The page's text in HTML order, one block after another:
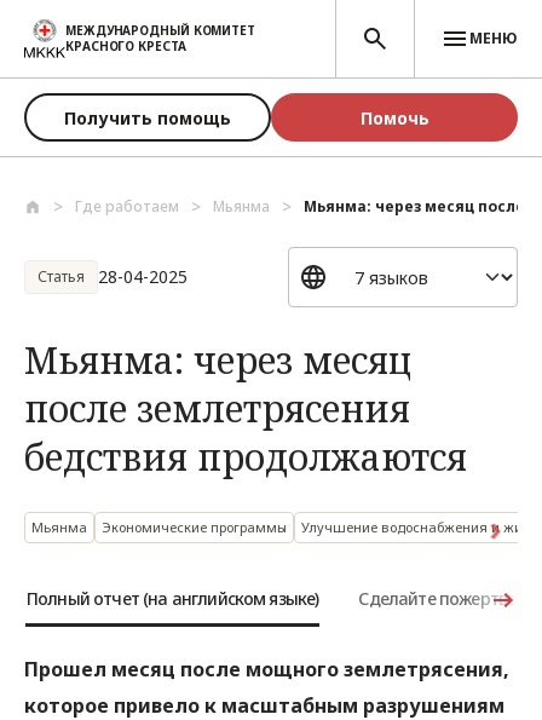
Перейти к основному содержанию
МЕЖДУНАРОДНЫЙ КОМИТЕТ
КРАСНОГО КРЕСТА
МЕНЮ
Получить помощь Помочь
Где работаем Мьянма Мьянма: через месяц после
Статья 28-04-2025
Мьянма: через месяц
после землетрясения
бедствия продолжаются
Мьянма Экономические программы Улучшение водоснабжения и
Полный отчет (на английском языке) Сделайте
Прошел месяц после мощного землетрясения,
которое привело к масштабным разрушениям